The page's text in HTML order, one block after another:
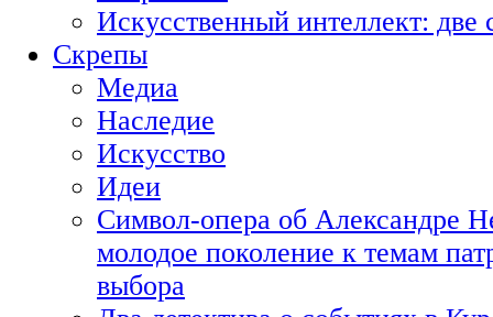
Искусственный интеллект:
Скрепы
Медиа
Наследие
Искусство
Идеи
Символ-опера об Александре
молодое поколение к темам
выбора